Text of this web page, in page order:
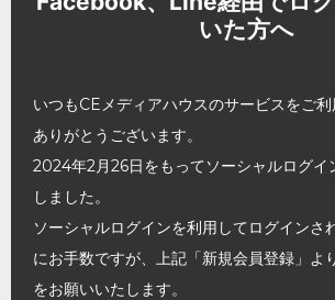
いた方へ
いつもCEメディアハウスのサービスをご
ありがとうございます。
2024年2月26日をもってソーシャルログイ
しました。
ソーシャルログインを利用してログインさ
にお手数ですが、上記「新規会員登録」よ
をお願いいたします。